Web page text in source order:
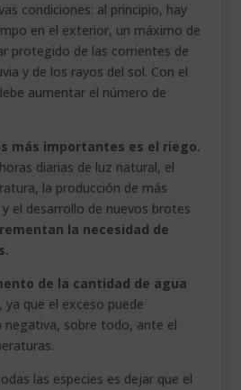
condiciones: al principio, hay
en el exterior, un máximo de
protegido de las corrientes de
y de los rayos del sol. Con el
aumentar el número de
más importantes es el riego.
diarias de luz natural, el
la producción de más
el desarrollo de nuevos brotes
la necesidad de
de la cantidad de agua
, ya que el exceso puede
negativa, sobre todo, ante el
las especies es dejar que el